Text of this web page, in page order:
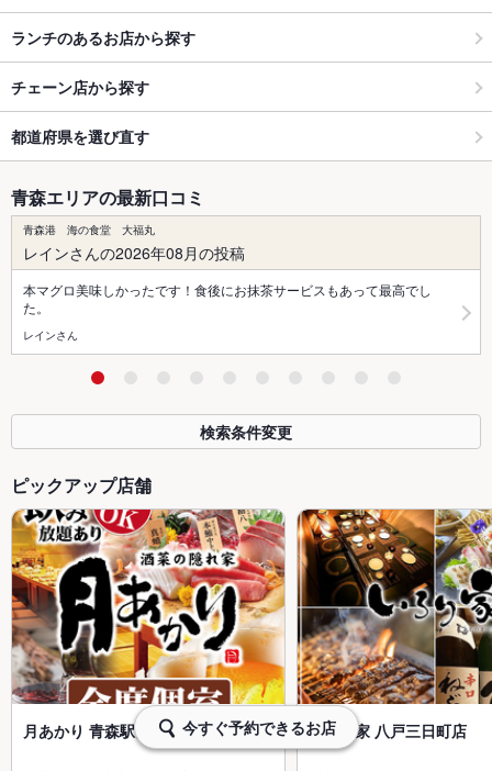
ランチのあるお店から探す
チェーン店から探す
都道府県を選び直す
青森エリアの最新口コミ
青森港 海の食堂 大福丸
レインさんの2026年08月の投稿
本マグロ美味しかったです！食後にお抹茶サービスもあって最高でし
た。
レインさん
検索条件変更
ピックアップ店舗
月あかり 青森駅前店 いろり家 八戸三日町店
今すぐ予約できるお店